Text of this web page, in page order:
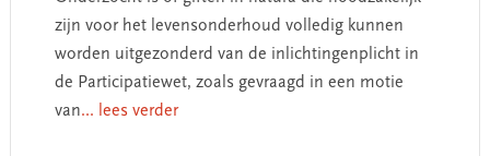
zijn voor het levensonderhoud volledig kunnen
worden uitgezonderd van de inlichtingenplicht in
de Participatiewet, zoals gevraagd in een motie
van... lees verder